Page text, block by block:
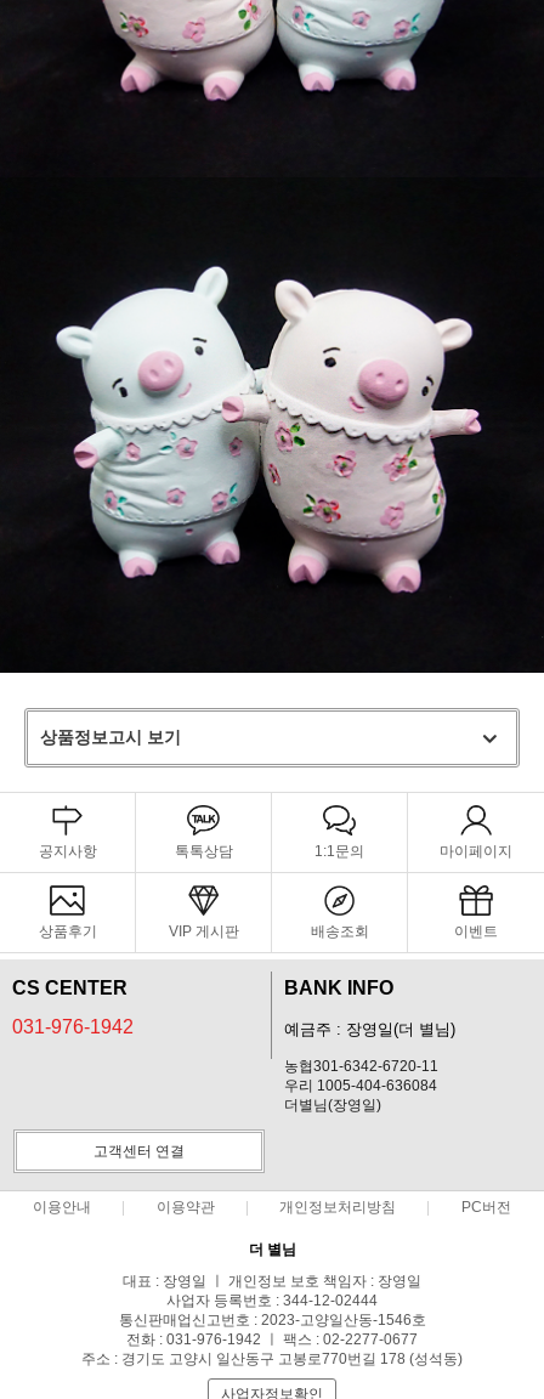
상품정보고시 보기
공지사항 톡톡상담 1:1문의 마이페이지
상품후기 VIP 게시판 배송조회 이벤트
CS CENTER
031-976-1942
BANK INFO
예금주 : 장영일(더 별님)
농협301-6342-6720-11
우리 1005-404-636084
더별님(장영일)
고객센터 연결
이용안내 이용약관 개인정보처리방침 PC버전
더 별님
대표 : 장영일 ㅣ 개인정보 보호 책임자 : 장영일
사업자 등록번호 : 344-12-02444
통신판매업신고번호 : 2023-고양일산동-1546호
전화 : 031-976-1942 ㅣ 팩스 : 02-2277-0677
주소 : 경기도 고양시 일산동구 고봉로770번길 178 (성석동)
사업자정보확인